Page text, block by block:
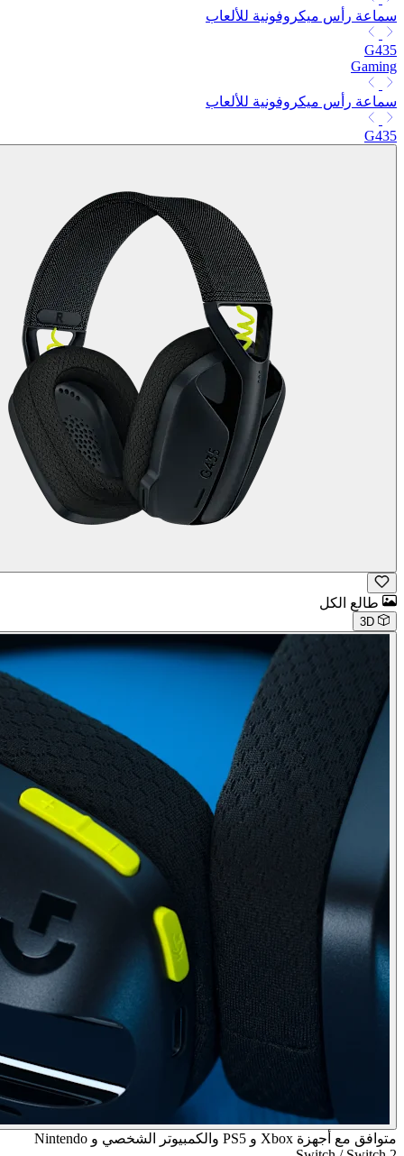
سماعة رأس ميكروفونية للألعاب
G435
Gaming
سماعة رأس ميكروفونية للألعاب
G435
طالع الكل
3D
متوافق مع أجهزة Xbox و PS5 والكمبيوتر الشخصي و Nintendo